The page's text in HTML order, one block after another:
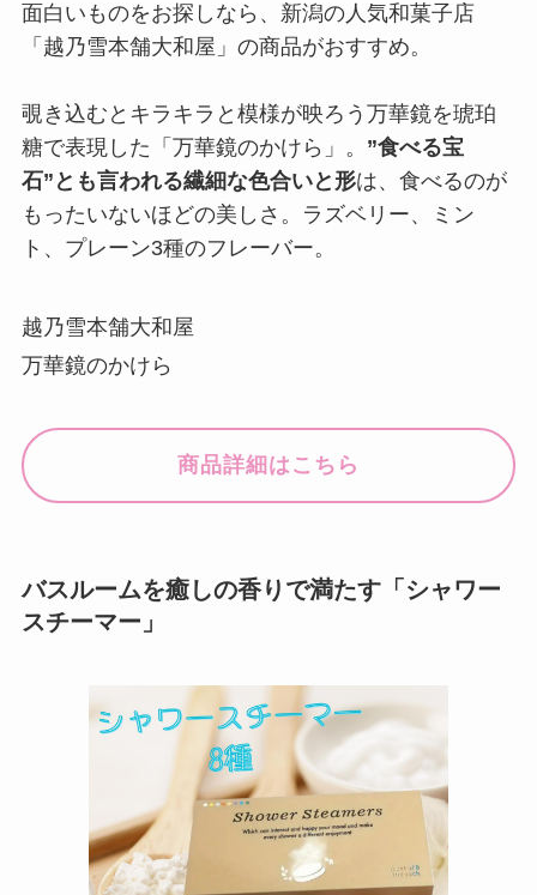
面白いものをお探しなら、新潟の人気和菓子店
「越乃雪本舗大和屋」の商品がおすすめ。
覗き込むとキラキラと模様が映ろう万華鏡を琥珀
糖で表現した「万華鏡のかけら」。 ”食べる宝
石”とも言われる繊細な色合いと形は、食べるのが
もったいないほどの美しさ。ラズベリー、ミン
ト、プレーン3種のフレーバー。
越乃雪本舗大和屋
万華鏡のかけら
商品詳細はこちら
バスルームを癒しの香りで満たす「シャワー
スチーマー」